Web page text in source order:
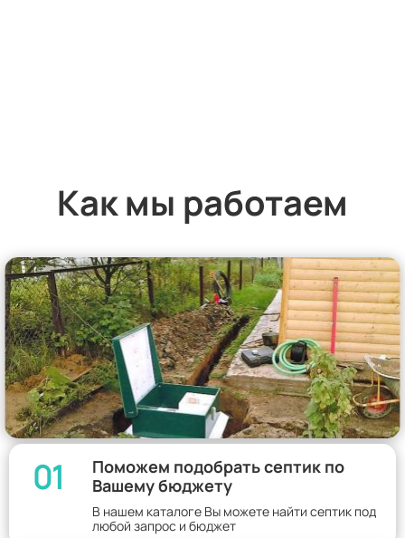
Как мы работаем
01
Поможем подобрать септик по
Вашему бюджету
В нашем каталоге Вы можете найти септик под
любой запрос и бюджет